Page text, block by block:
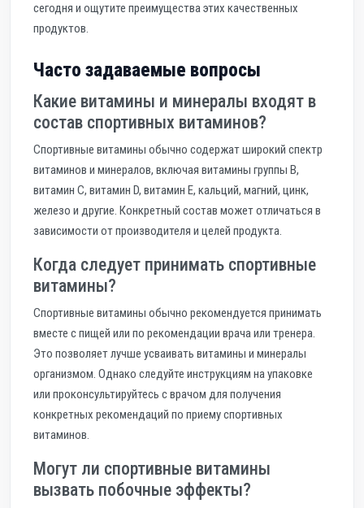
сегодня и ощутите преимущества этих качественных
продуктов.
Часто задаваемые вопросы
Какие витамины и минералы входят в
состав спортивных витаминов?
Спортивные витамины обычно содержат широкий спектр
витаминов и минералов, включая витамины группы B,
витамин C, витамин D, витамин E, кальций, магний, цинк,
железо и другие. Конкретный состав может отличаться в
зависимости от производителя и целей продукта.
Когда следует принимать спортивные
витамины?
Спортивные витамины обычно рекомендуется принимать
вместе с пищей или по рекомендации врача или тренера.
Это позволяет лучше усваивать витамины и минералы
организмом. Однако следуйте инструкциям на упаковке
или проконсультируйтесь с врачом для получения
конкретных рекомендаций по приему спортивных
витаминов.
Могут ли спортивные витамины
вызвать побочные эффекты?